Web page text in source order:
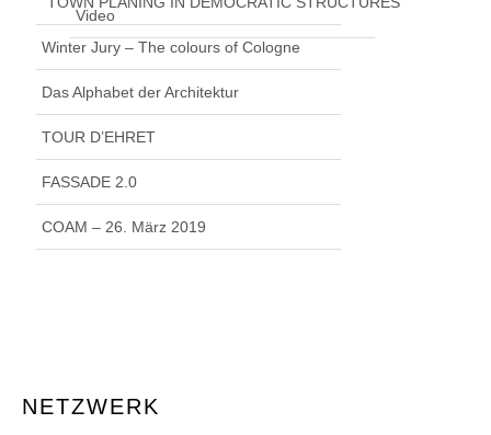
Video
Winter Jury – The colours of Cologne
Das Alphabet der Architektur
TOUR D’EHRET
FASSADE 2.0
COAM – 26. März 2019
NETZWERK